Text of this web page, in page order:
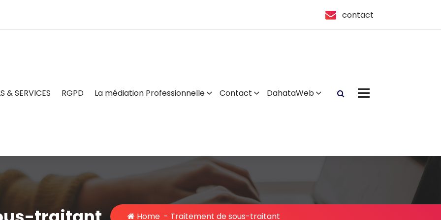
contact
& SERVICES RGPD La médiation Professionnelle Contact DahataWeb
Home - Traitement de sous-traitant